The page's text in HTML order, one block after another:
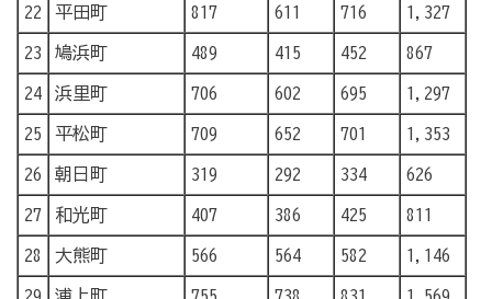
22 平田町 817 611 716 1,327
23 鳩浜町 489 415 452 867
24 浜里町 706 602 695 1,297
25 平松町 709 652 701 1,353
26 朝日町 319 292 334 626
27 和光町 407 386 425 811
28 大熊町 566 564 582 1,146
29 浦上町 755 738 831 1,569